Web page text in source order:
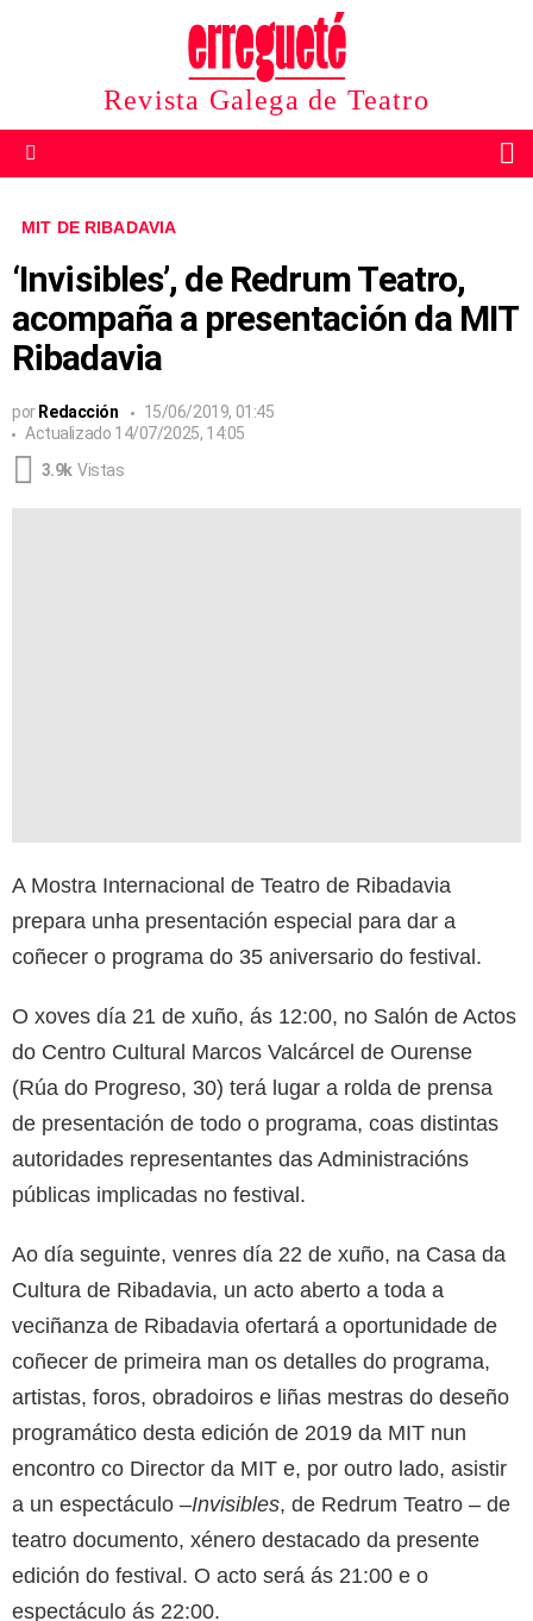
Revista Galega de Teatro
MIT DE RIBADAVIA
‘Invisibles’, de Redrum Teatro,
acompaña a presentación da MIT
Ribadavia
por Redacción
15/06/2019, 01:45
Actualizado 14/07/2025, 14:05
3.9k Vistas
A Mostra Internacional de Teatro de Ribadavia
prepara unha presentación especial para dar a
coñecer o programa do 35 aniversario do festival.
O xoves día 21 de xuño, ás 12:00, no Salón de Actos
do Centro Cultural Marcos Valcárcel de Ourense
(Rúa do Progreso, 30) terá lugar a rolda de prensa
de presentación de todo o programa, coas distintas
autoridades representantes das Administracións
públicas implicadas no festival.
Ao día seguinte, venres día 22 de xuño, na Casa da
Cultura de Ribadavia, un acto aberto a toda a
veciñanza de Ribadavia ofertará a oportunidade de
coñecer de primeira man os detalles do programa,
artistas, foros, obradoiros e liñas mestras do deseño
programático desta edición de 2019 da MIT nun
encontro co Director da MIT e, por outro lado, asistir
a un espectáculo –Invisibles, de Redrum Teatro – de
teatro documento, xénero destacado da presente
edición do festival. O acto será ás 21:00 e o
espectáculo ás 22:00.